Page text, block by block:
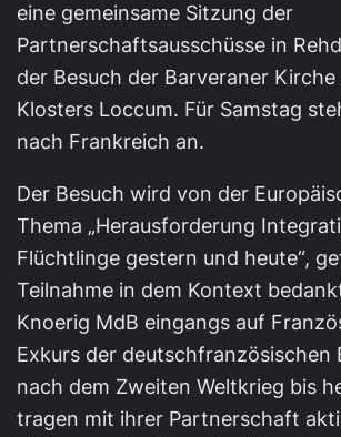
eine gemeinsame Sitzung der
Partnerschaftsausschüsse in
der Besuch der Barveraner Kirche
Klosters Loccum. Für Samstag
nach Frankreich an.
Der Besuch wird von der
Thema „Herausforderung
Flüchtlinge gestern und heute“,
Teilnahme in dem Kontext
Knoerig MdB eingangs auf
Exkurs der deutschfranzösischen
nach dem Zweiten Weltkrieg bis
tragen mit ihrer Partnerschaft